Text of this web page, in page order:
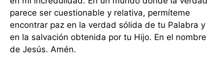
parece ser cuestionable y relativa, permíteme
encontrar paz en la verdad sólida de tu Palabra y
en la salvación obtenida por tu Hijo. En el nombre
de Jesús. Amén.